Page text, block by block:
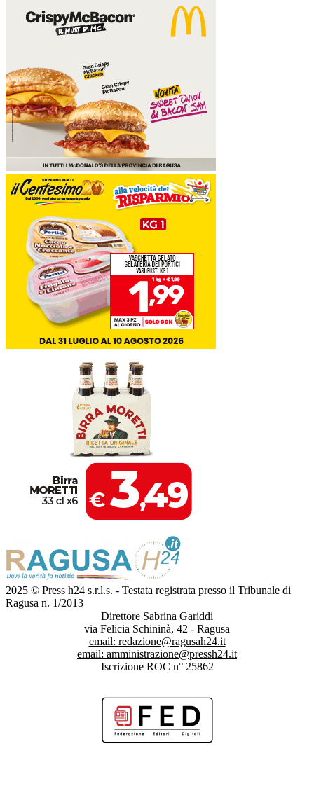
2025 © Press h24 s.r.l.s. - Testata registrata presso il Tribunale di
Ragusa n. 1/2013
Direttore Sabrina Gariddi
via Felicia Schininà, 42 - Ragusa
email: redazione@ragusah24.it
email: amministrazione@pressh24.it
Iscrizione ROC n° 25862